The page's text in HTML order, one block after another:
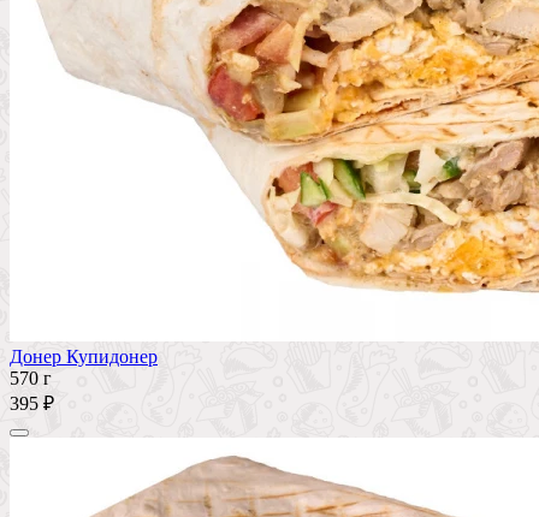
Донер Купидонер
570 г
395 ₽